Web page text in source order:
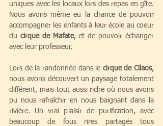
uniques avec les locaux lors des repas en gîte.
Nous avons même eu la chance de pouvoir
accompagner les enfants à leur école au coeur
du cirque de Mafate, et de pouvoir échanger
avec leur professeur.
Lors de la randonnée dans le cirque de Cilaos,
nous avons découvert un paysage totalement
différent, mais tout aussi riche où nous avons
pu nous rafraîchir en nous baignant dans la
rivière. Un vrai plaisir de purification, avec
beaucoup de fous rires partagés tous